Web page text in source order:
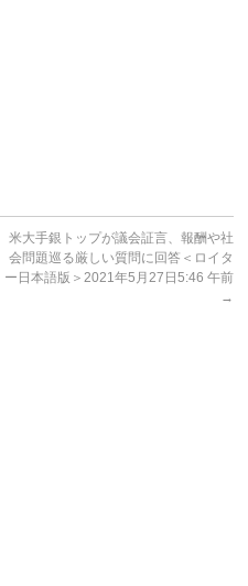
米大手銀トップが議会証言、報酬や社
会問題巡る厳しい質問に回答＜ロイタ
ー日本語版＞2021年5月27日5:46 午前
→